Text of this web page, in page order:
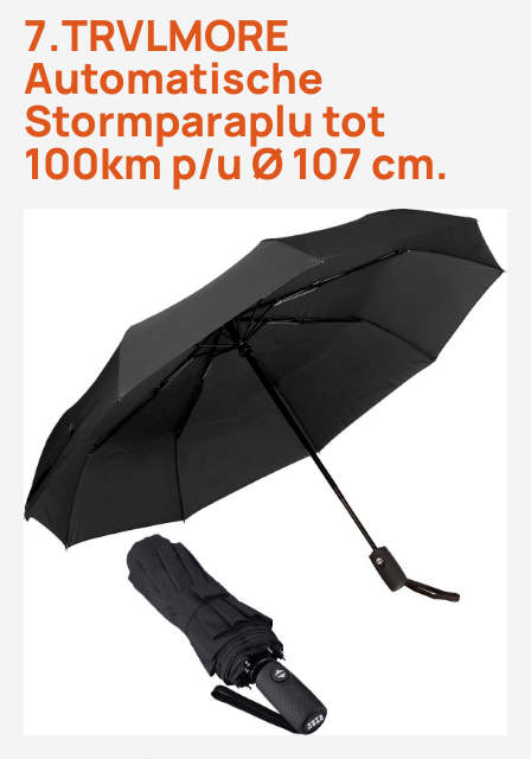
7.TRVLMORE
Automatische
Stormparaplu tot
100km p/u Ø 107 cm.